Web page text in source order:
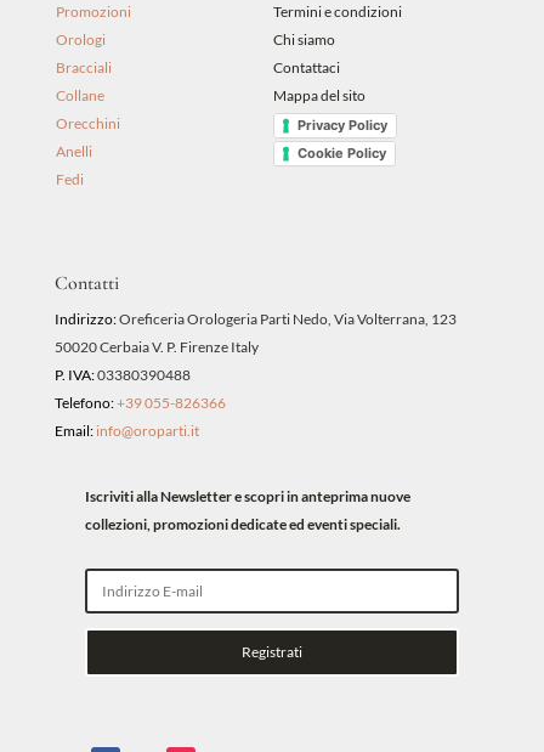
Promozioni
Orologi
Bracciali
Collane
Orecchini
Anelli
Fedi
Termini e condizioni
Chi siamo
Contattaci
Mappa del sito
Privacy Policy
Cookie Policy
Contatti
Indirizzo:Oreficeria Orologeria Parti Nedo, Via Volterrana, 123
50020 Cerbaia V. P. Firenze Italy
P. IVA:03380390488
Telefono:+39 055-826366
Email: info@oroparti.it
Iscriviti alla Newsletter e scopri in anteprima nuove
collezioni, promozioni dedicate ed eventi speciali.
Registrati